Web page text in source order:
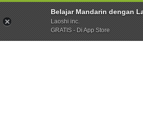
Belajar Mandarin dengan
Laoshi inc.
GRATIS - Di App Store